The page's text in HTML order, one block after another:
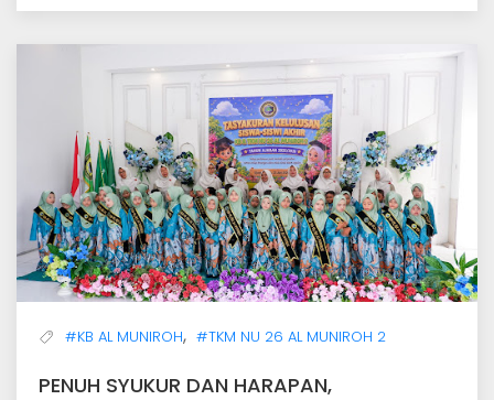
#KB AL MUNIROH, #TKM NU 26 AL MUNIROH 2
PENUH SYUKUR DAN HARAPAN,